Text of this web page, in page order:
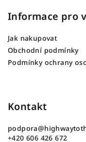
ßInformace pro
Jak nakupovat
Obchodní podmínky
Podmínky ochrany
Kontakt
podpora@
+420 606 426 672